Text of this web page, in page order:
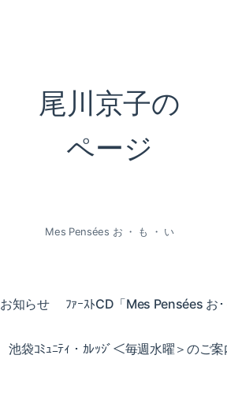
尾川京子の
ページ
Mes Pensées お ・ も ・ い
お知らせ ﾌｧｰｽﾄCD「Mes Pensées お･
池袋ｺﾐｭﾆﾃｨ・ｶﾚｯｼﾞ＜毎週水曜＞のご案